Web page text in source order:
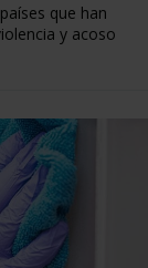
que han
y acoso